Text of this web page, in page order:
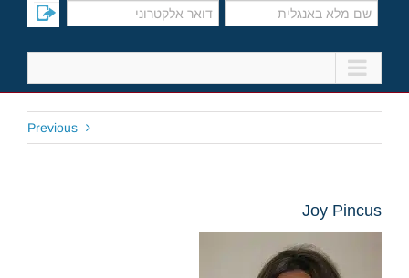
Previous
Joy Pincus